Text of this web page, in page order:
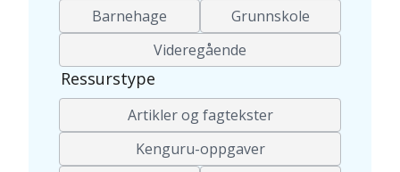
Barnehage
Grunnskole
Videregående
Ressurstype
Artikler og fagtekster
Kenguru-oppgaver